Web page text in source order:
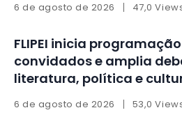
6 de agosto de 2026 47,0
FLIPEI inicia
convidados e amplia
literatura, política e
6 de agosto de 2026 53,0